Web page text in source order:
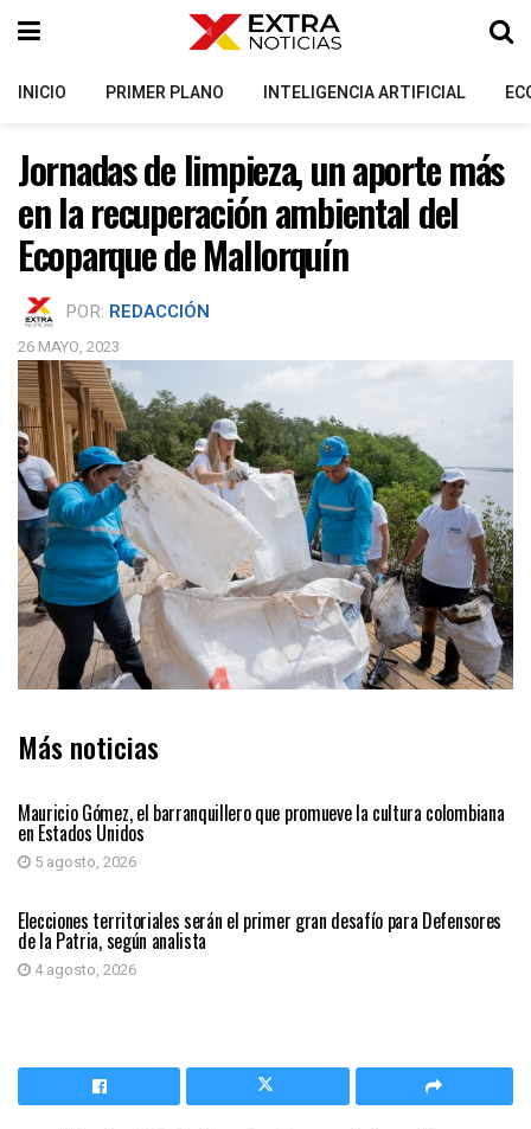
INICIO PRIMER PLANO INTELIGENCIA ARTIFICIAL
Jornadas de limpieza, un aporte más
en la recuperación ambiental del
Ecoparque de Mallorquín
POR: REDACCIÓN
26 MAYO, 2023
Más noticias
Mauricio Gómez, el barranquillero que promueve la cultura colombiana
en Estados Unidos
5 agosto, 2026
PRIMER PLANO
Elecciones territoriales serán el primer gran desafío para Defensores
de la Patria, según analista
4 agosto, 2026